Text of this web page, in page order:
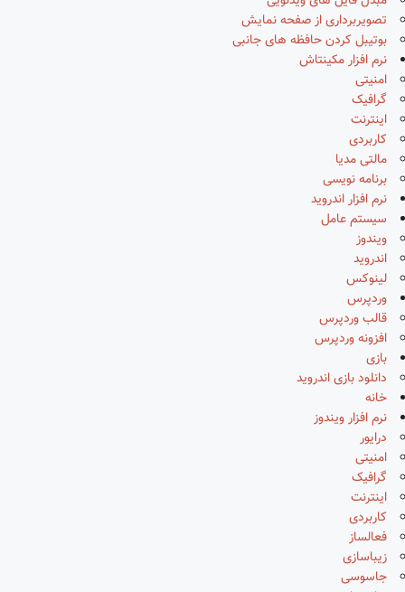
تصویربرداری از صفحه نمایش
بوتیبل کردن حافظه های جانبی
نرم افزار مکینتاش
امنیتی
گرافیک
اینترنت
کاربردی
مالتی مدیا
برنامه نویسی
نرم افزار اندروید
سیستم عامل
ویندوز
اندروید
لینوکس
وردپرس
قالب وردپرس
افزونه وردپرس
بازی
دانلود بازی اندروید
خانه
نرم افزار ویندوز
درایور
امنیتی
گرافیک
اینترنت
کاربردی
فعالساز
زیباسازی
جاسوسی